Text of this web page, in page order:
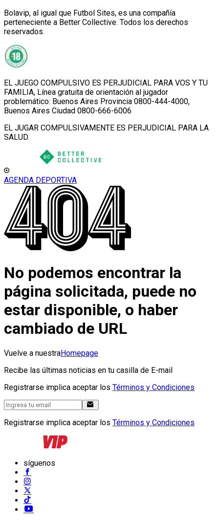
Bolavip, al igual que Futbol Sites, es una compañía
perteneciente a Better Collective. Todos los derechos
reservados.
EL JUEGO COMPULSIVO ES PERJUDICIAL PARA VOS Y TU
FAMILIA, Línea gratuita de orientación al jugador
problemático: Buenos Aires Provincia 0800-444-4000,
Buenos Aires Ciudad 0800-666-6006
EL JUGAR COMPULSIVAMENTE ES PERJUDICIAL PARA LA
SALUD.
AGENDA DEPORTIVA
No podemos encontrar la
página solicitada, puede no
estar disponible, o haber
cambiado de URL
Vuelve a nuestraHomepage
Recibe las últimas noticias en tu casilla de E-mail
Registrarse implica aceptar los Términos y Condiciones
Registrarse implica aceptar los Términos y Condiciones
síguenos